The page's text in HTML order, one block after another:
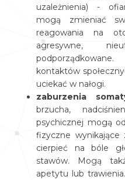
uzależnienia) -
mogą zmieniać
reagowania na
agresywne,
kontaktów
uciekać w nałogi.
zaburzenia
brzucha,
psychicznej mogą
fizyczne
cierpieć na bóle
stawów. Mogą
apetytu lub